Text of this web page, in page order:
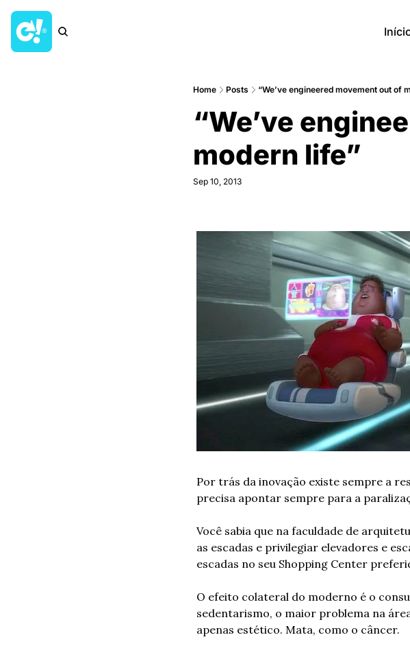
Home Posts “We’ve engineered movement out of
“We’ve
modern life”
Sep 10, 2013
Por trás da inovação existe sempre a
precisa apontar sempre para a
Você sabia que na faculdade de
as escadas e privilegiar elevadores e
escadas no seu Shopping Center
O efeito colateral do moderno é o
sedentarismo, o maior problema na
apenas estético. Mata, como o câncer.